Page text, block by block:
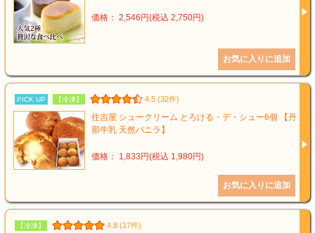
価格： 2,546円(税込 2,750円)
PICK UP 【冷凍】 4.5 (32件)
住吉屋 シュークリーム とろける・デ・シュー6個 【丹
那牛乳 天然バニラ】
価格： 1,833円(税込 1,980円)
【冷凍】 4.8 (17件)